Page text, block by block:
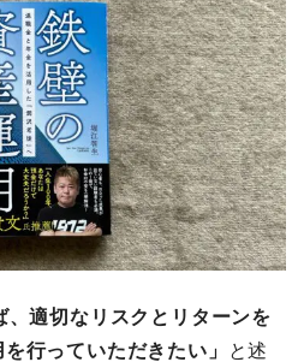
、適切なリスクとリターンを
行っていただきたい」
と述